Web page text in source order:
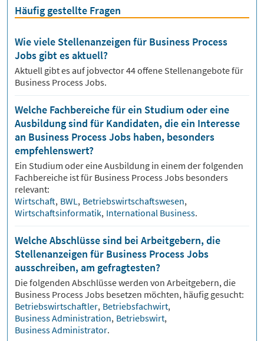
Häufig gestellte Fragen
Wie viele Stellenanzeigen für Business Process
Jobs gibt es aktuell?
Aktuell gibt es auf jobvector44offene Stellenangebote für
Business Process Jobs.
Welche Fachbereiche für ein Studium oder eine
Ausbildung sind für Kandidaten, die ein Interesse
an Business Process Jobs haben, besonders
empfehlenswert?
Ein Studium oder eine Ausbildung in einem der folgenden
Fachbereiche ist für Business ProcessJobs besonders
relevant:
Wirtschaft, BWL, Betriebswirtschaftswesen,
Wirtschaftsinformatik, International Business.
Welche Abschlüsse sind bei Arbeitgebern, die
Stellenanzeigen für Business Process Jobs
ausschreiben, am gefragtesten?
Die folgenden Abschlüsse werden von Arbeitgebern, die
Business ProcessJobs besetzen möchten, häufig gesucht:
Betriebswirtschaftler, Betriebsfachwirt,
Business Administration, Betriebswirt,
Business Administrator.